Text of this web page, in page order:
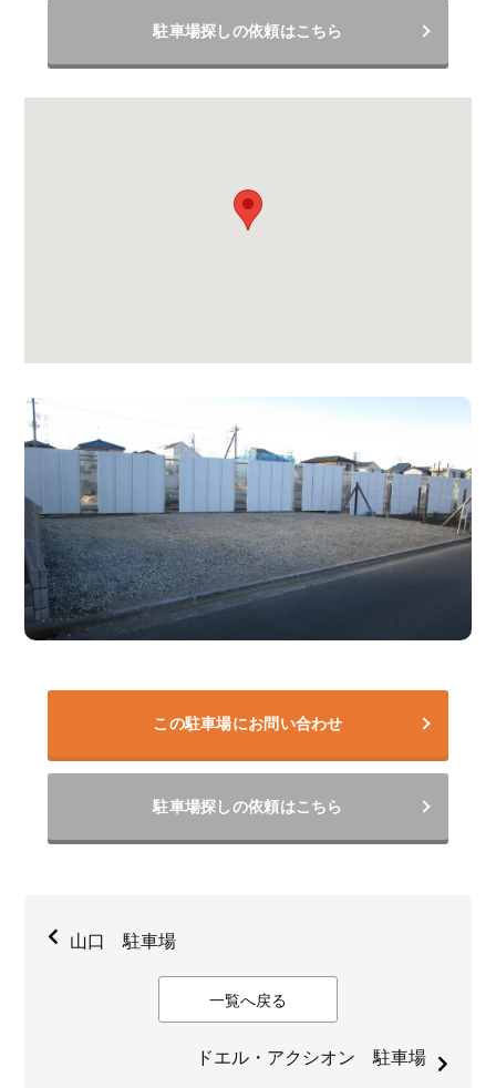
駐車場探しの依頼はこちら
この駐車場にお問い合わせ
駐車場探しの依頼はこちら
山口 駐車場
一覧へ戻る
ドエル・アクシオン 駐車場